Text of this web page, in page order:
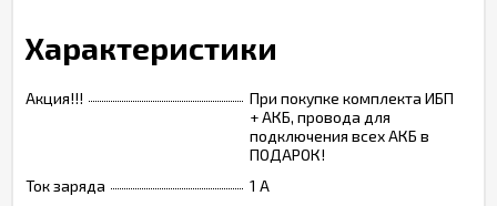
Характеристики
Акция!!!
При покупке комплекта ИБП
+ АКБ, провода для
подключения всех АКБ в
ПОДАРОК!
Ток заряда
1 А